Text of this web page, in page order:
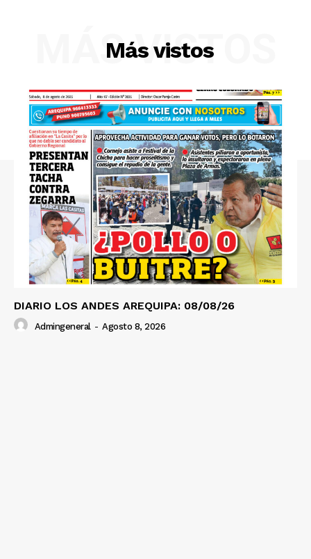
SUSCRIBETE
Diario los Andes
Nosotros
Contacto
Prensa
Más vistos
MÁS VISTOS
DIARIO LOS ANDES AREQUIPA: 08/08/26
Admingeneral - Agosto 8, 2026